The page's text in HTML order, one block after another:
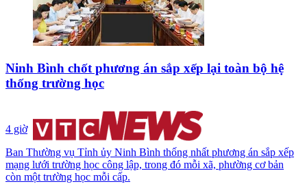
Ninh Bình chốt phương án sắp xếp lại toàn bộ hệ
thống trường học
4 giờ
Ban Thường vụ Tỉnh ủy Ninh Bình thống nhất phương án sắp xếp
mạng lưới trường học công lập, trong đó mỗi xã, phường cơ bản
còn một trường học mỗi cấp.